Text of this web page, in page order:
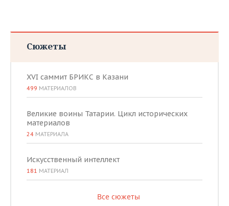
Сюжеты
XVI саммит БРИКС в Казани
499 МАТЕРИАЛОВ
Великие воины Татарии. Цикл исторических
материалов
24 МАТЕРИАЛА
Искусственный интеллект
181 МАТЕРИАЛ
Все сюжеты